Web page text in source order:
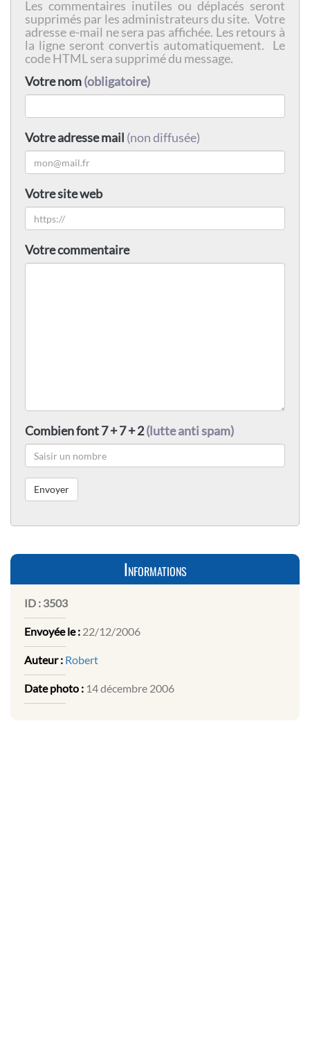
Les commentaires inutiles ou déplacés seront
supprimés par les administrateurs du site. Votre
adresse e-mail ne sera pas affichée. Les retours à
la ligne seront convertis automatiquement. Le
code HTML sera supprimé du message.
Votre nom(obligatoire)
Votre adresse mail (non diffusée)
Votre site web
Votre commentaire
Combien font 7 + 7 + 2(lutte anti spam)
Informations
ID : 3503
Envoyée le : 22/12/2006
Auteur : Robert
Date photo : 14 décembre 2006